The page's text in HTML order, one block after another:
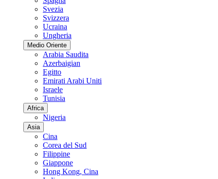
Svezia
Svizzera
Ucraina
Ungheria
Medio Oriente
Arabia Saudita
Azerbaigian
Egitto
Emirati Arabi Uniti
Israele
Tunisia
Africa
Nigeria
Asia
Cina
Corea del Sud
Filippine
Giappone
Hong Kong, Cina